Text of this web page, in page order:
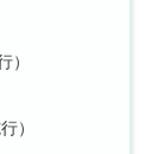
）
）